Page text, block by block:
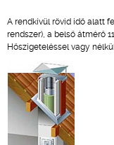
A rendkívül rövid idő alatt
rendszer), a belső átmérő
Hőszigeteléssel vagy